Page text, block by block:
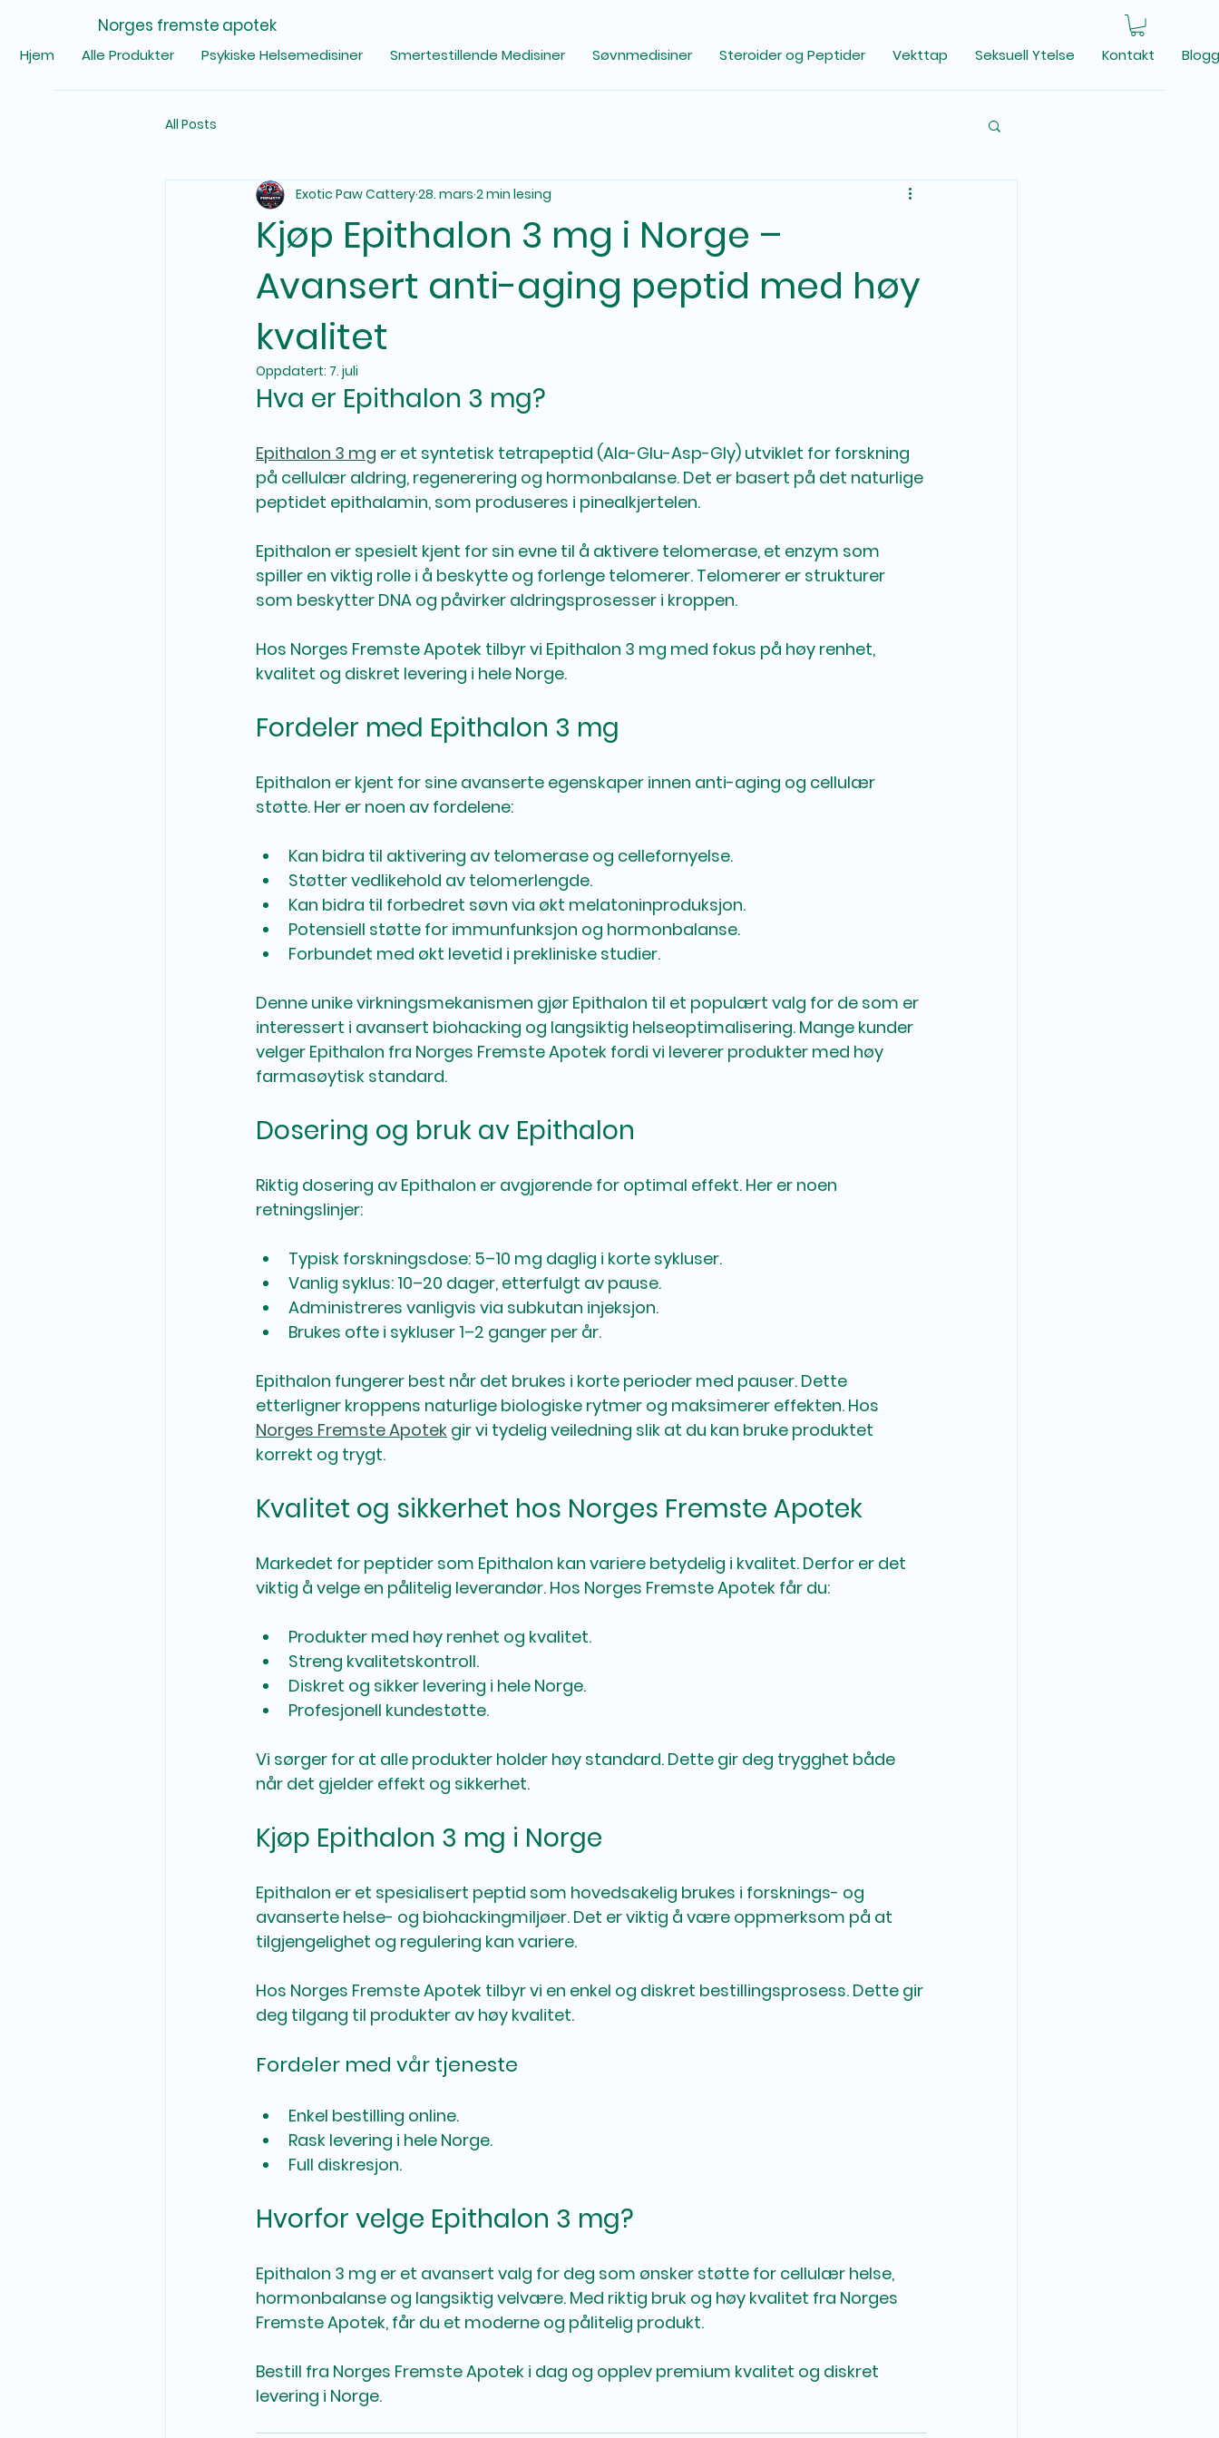
Norges fremste apotek
Hjem Alle Produkter Psykiske Helsemedisiner Smertestillende Medisiner Søvnmedisiner Steroider og Peptider Vekttap Seksuell Ytelse Kontakt
All Posts
Kjøp Epithalon 3 mg i Norge –
Avansert anti-aging peptid med høy
kvalitet
Exotic Paw Cattery28. mars 2 min lesing
Oppdatert: 7. juli
Hva er Epithalon 3 mg?
Epithalon 3 mg er et syntetisk tetrapeptid (Ala-Glu-Asp-Gly) utviklet for forskning
på cellulær aldring, regenerering og hormonbalanse. Det er basert på det naturlige
peptidet epithalamin, som produseres i pinealkjertelen.
Epithalon er spesielt kjent for sin evne til å aktivere telomerase, et enzym som
spiller en viktig rolle i å beskytte og forlenge telomerer. Telomerer er strukturer
som beskytter DNA og påvirker aldringsprosesser i kroppen.
Hos Norges Fremste Apotek tilbyr vi Epithalon 3 mg med fokus på høy renhet,
kvalitet og diskret levering i hele Norge.
Fordeler med Epithalon 3 mg
Epithalon er kjent for sine avanserte egenskaper innen anti-aging og cellulær
støtte. Her er noen av fordelene:
Kan bidra til aktivering av telomerase og cellefornyelse.
Støtter vedlikehold av telomerlengde.
Kan bidra til forbedret søvn via økt melatoninproduksjon.
Potensiell støtte for immunfunksjon og hormonbalanse.
Forbundet med økt levetid i prekliniske studier.
Denne unike virkningsmekanismen gjør Epithalon til et populært valg for de som er
interessert i avansert biohacking og langsiktig helseoptimalisering. Mange kunder
velger Epithalon fra Norges Fremste Apotek fordi vi leverer produkter med høy
farmasøytisk standard.
Dosering og bruk av Epithalon
Riktig dosering av Epithalon er avgjørende for optimal effekt. Her er noen
retningslinjer:
Typisk forskningsdose: 5–10 mg daglig i korte sykluser.
Vanlig syklus: 10–20 dager, etterfulgt av pause.
Administreres vanligvis via subkutan injeksjon.
Brukes ofte i sykluser 1–2 ganger per år.
Epithalon fungerer best når det brukes i korte perioder med pauser. Dette
etterligner kroppens naturlige biologiske rytmer og maksimerer effekten. Hos
Norges Fremste Apotek gir vi tydelig veiledning slik at du kan bruke produktet
korrekt og trygt.
Kvalitet og sikkerhet hos Norges Fremste Apotek
Markedet for peptider som Epithalon kan variere betydelig i kvalitet. Derfor er det
viktig å velge en pålitelig leverandør. Hos Norges Fremste Apotek får du:
Produkter med høy renhet og kvalitet.
Streng kvalitetskontroll.
Diskret og sikker levering i hele Norge.
Profesjonell kundestøtte.
Vi sørger for at alle produkter holder høy standard. Dette gir deg trygghet både
når det gjelder effekt og sikkerhet.
Kjøp Epithalon 3 mg i Norge
Epithalon er et spesialisert peptid som hovedsakelig brukes i forsknings- og
avanserte helse- og biohackingmiljøer. Det er viktig å være oppmerksom på at
tilgjengelighet og regulering kan variere.
Hos Norges Fremste Apotek tilbyr vi en enkel og diskret bestillingsprosess. Dette gir
deg tilgang til produkter av høy kvalitet.
Fordeler med vår tjeneste
Enkel bestilling online.
Rask levering i hele Norge.
Full diskresjon.
Hvorfor velge Epithalon 3 mg?
Epithalon 3 mg er et avansert valg for deg som ønsker støtte for cellulær helse,
hormonbalanse og langsiktig velvære. Med riktig bruk og høy kvalitet fra Norges
Fremste Apotek, får du et moderne og pålitelig produkt.
Bestill fra Norges Fremste Apotek i dag og opplev premium kvalitet og diskret
levering i Norge.